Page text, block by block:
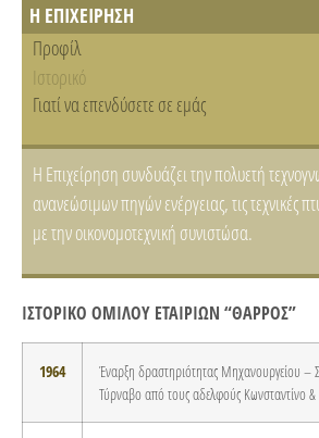
Η ΕΠΙΧΕΙΡΗΣΗ
Προφίλ
Ιστορικό
Γιατί να επενδύσετε σε εμάς
Η Επιχείρηση συνδυάζει την πολυετή
ανανεώσιμων πηγών ενέργειας, τις τεχνικές
με την οικονομοτεχνική συνιστώσα.
ΙΣΤΟΡΙΚΟ ΟΜΙΛΟΥ ΕΤΑΙΡΙΩΝ “ΘΑΡΡΟΣ”
1964
Έναρξη δραστηριότητας Μηχανουργείου –
Τύρναβο από τους αδελφούς Κωνσταντίνο